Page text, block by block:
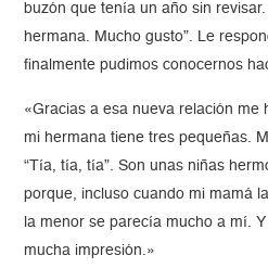
buzón que tenía un año sin
hermana. Mucho gusto”. Le
finalmente pudimos conocernos
«Gracias a esa nueva relación me
mi hermana tiene tres pequeñas.
“Tía, tía, tía”. Son unas niñas
porque, incluso cuando mi mamá
la menor se parecía mucho a mí.
mucha impresión.»